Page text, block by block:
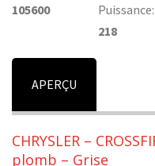
105600
Puissance:
218
APERÇU
CHRYSLER –
plomb – Grise